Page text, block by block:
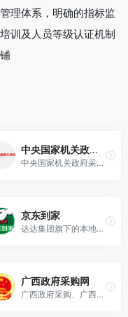
理体系，明确的指标监
训及人员等级认证机制
中央国家机关政府采购中心
中央国家机关政府采购中心（简称：中央政府采购中心），是根据《国务院办公厅关于印发中央国家机关全面推行政府采购制度实施方案的通知》（国办发[2002]53号）和中编办《关于国务...
京东到家
达达集团旗下的本地即时零售平台，覆盖超100个城市，海量商品1小时送达。科技赋能，为零售商打造数字化解决方案，实现门店全渠道升级。
广西政府采购网
广西政府采购、广西政府采购、广西政府采购网、广西自治区政府采购网、政府采购